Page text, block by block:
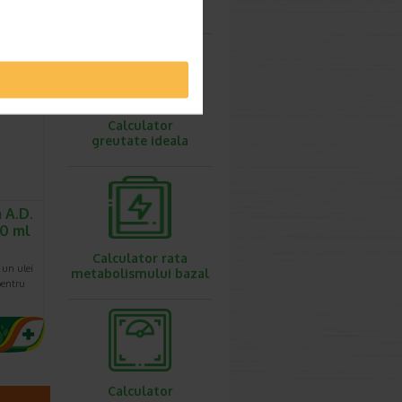
ml
un ulei
Calculator
greutate ideala
Calculator rata
metabolismului bazal
Calculator